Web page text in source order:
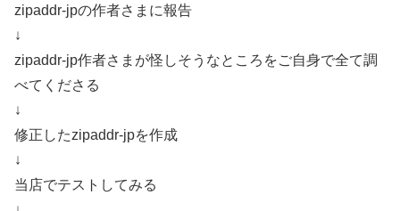
zipaddr-jpの作者さまに報告
↓
zipaddr-jp作者さまが怪しそうなところをご自身で全て調
べてくださる
↓
修正したzipaddr-jpを作成
↓
当店でテストしてみる